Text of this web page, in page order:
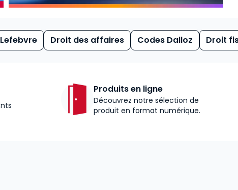
Droit des affaires Codes Dalloz Droit
Produits en ligne
Découvrez notre sélection de
produit en format numérique.